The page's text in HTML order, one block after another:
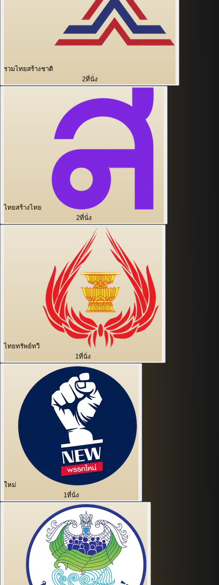
รวมไทยสร้างชาติ
2ที่นั่ง
ไทยสร้างไทย
2ที่นั่ง
ไทยทรัพย์ทวี
1ที่นั่ง
ใหม่
1ที่นั่ง